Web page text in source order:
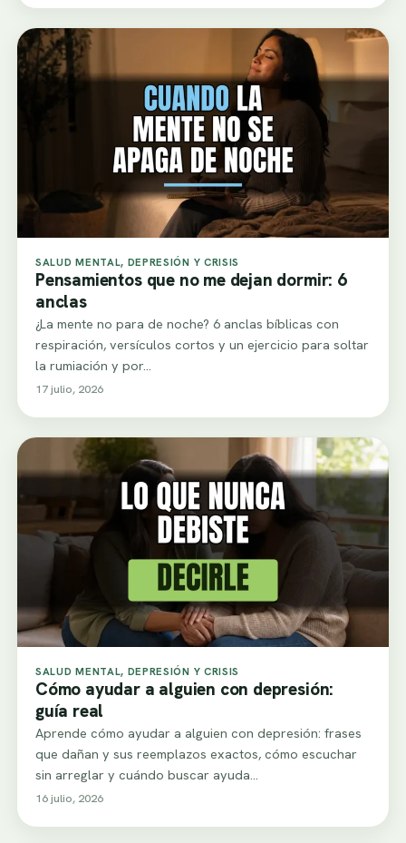
SALUD MENTAL, DEPRESIÓN Y CRISIS
Pensamientos que no me dejan dormir: 6
anclas
¿La mente no para de noche? 6 anclas bíblicas con
respiración, versículos cortos y un ejercicio para soltar
la rumiación y por…
17 julio, 2026
SALUD MENTAL, DEPRESIÓN Y CRISIS
Cómo ayudar a alguien con depresión:
guía real
Aprende cómo ayudar a alguien con depresión: frases
que dañan y sus reemplazos exactos, cómo escuchar
sin arreglar y cuándo buscar ayuda…
16 julio, 2026